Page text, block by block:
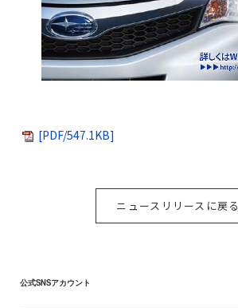
[PDF/547.1KB]
ニュースリリースに戻る
公式SNSアカウント